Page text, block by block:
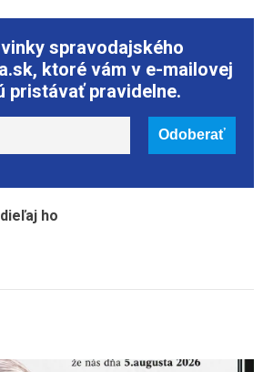
spravodajského
ktoré vám v e-mailovej
pristávať pravidelne.
ho